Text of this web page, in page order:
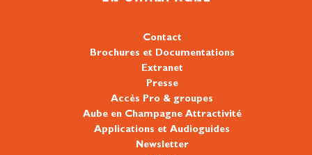
Contact
Brochures et Documentations
Extranet
Presse
Accès Pro & groupes
Aube en Champagne Attractivité
Applications et Audioguides
Newsletter